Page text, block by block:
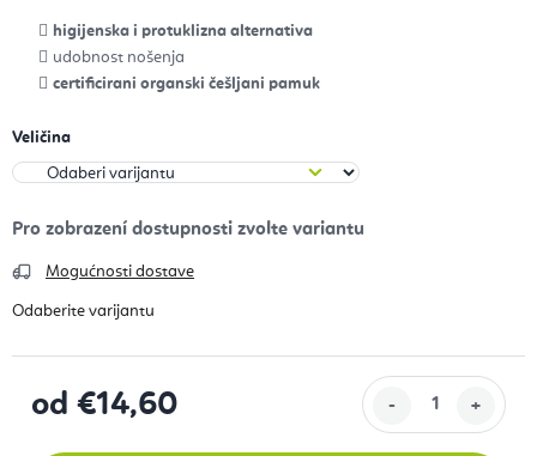
higijenska i protuklizna alternativa
udobnost nošenja
certificirani organski češljani pamuk
Veličina
Mogućnosti dostave
od €14,60